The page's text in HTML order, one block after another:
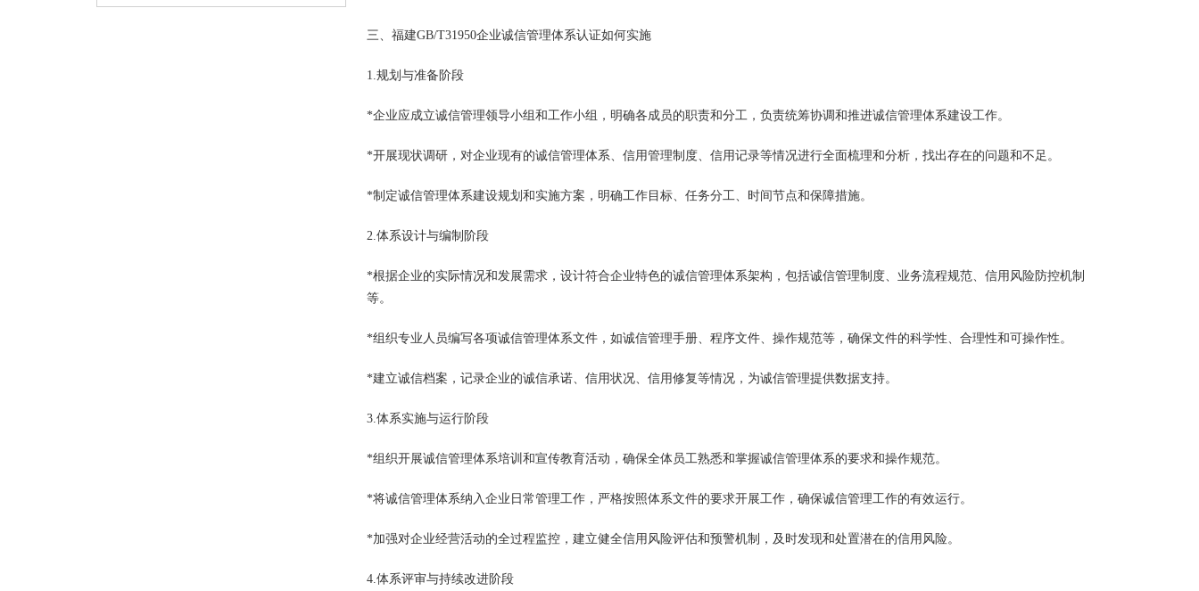
三、福建GB/T31950企业诚信管理体系认证如何实施
1.规划与准备阶段
*企业应成立诚信管理领导小组和工作小组，明确各成员的职责和分工，负责统筹协调和推进诚信管理体系建设工作。
*开展现状调研，对企业现有的诚信管理体系、信用管理制度、信用记录等情况进行全面梳理和分析，找出存在的问题和不足。
*制定诚信管理体系建设规划和实施方案，明确工作目标、任务分工、时间节点和保障措施。
2.体系设计与编制阶段
*根据企业的实际情况和发展需求，设计符合企业特色的诚信管理体系架构，包括诚信管理制度、业务流程规范、信用风险防控机制
等。
*组织专业人员编写各项诚信管理体系文件，如诚信管理手册、程序文件、操作规范等，确保文件的科学性、合理性和可操作性。
*建立诚信档案，记录企业的诚信承诺、信用状况、信用修复等情况，为诚信管理提供数据支持。
3.体系实施与运行阶段
*组织开展诚信管理体系培训和宣传教育活动，确保全体员工熟悉和掌握诚信管理体系的要求和操作规范。
*将诚信管理体系纳入企业日常管理工作，严格按照体系文件的要求开展工作，确保诚信管理工作的有效运行。
*加强对企业经营活动的全过程监控，建立健全信用风险评估和预警机制，及时发现和处置潜在的信用风险。
4.体系评审与持续改进阶段